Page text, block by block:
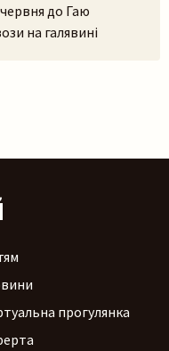
до Гаю
на галявині
прогулянка